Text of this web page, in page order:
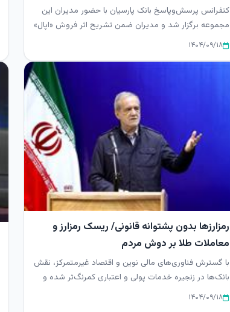
کنفرانس پرسش‌وپاسخ بانک پارسیان با حضور مدیران این
مجموعه برگزار شد و مدیران ضمن تشریح اثر فروش «اپال»
بر تقویت دارایی‌...
۱۴۰۴/۰۹/۱۸
رمزارزها بدون پشتوانه قانونی/ ریسک رمزارز و
معاملات طلا بر دوش مردم
با گسترش فناوری‌های مالی نوین و اقتصاد غیرمتمرکز، نقش
بانک‌ها در زنجیره خدمات پولی و اعتباری کمرنگ‌تر شده و
برخی تحلیل‌ه...
۱۴۰۴/۰۹/۱۸